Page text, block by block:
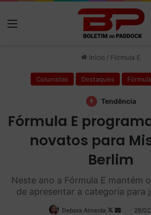
Início / Fórmula E
Colunistas Destaques
Tendência
Fórmula E
novatos para
Berlim
Neste ano a Fórmula E mantém
de apresentar a categoria para
Debora Almeida
Follow
Mande28/